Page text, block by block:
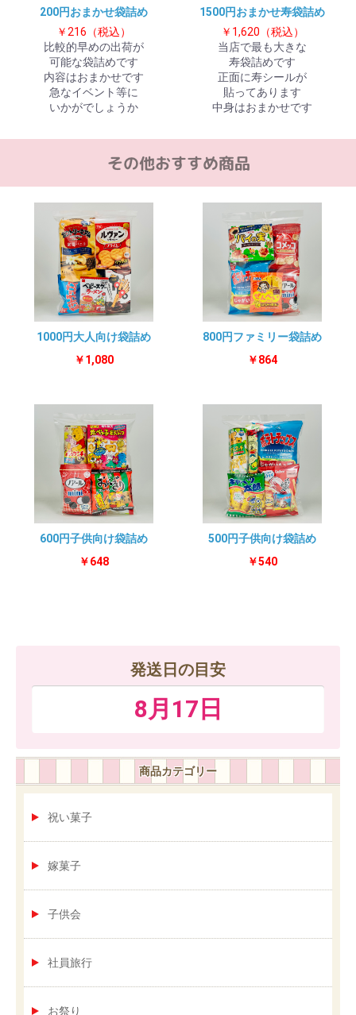
発送日の目安
8月17日
商品カテゴリー
祝い菓子
嫁菓子
子供会
社員旅行
お祭り
お買い物を続ける カートへ進む
200円おまかせ袋詰め
￥216（税込）
比較的早めの出荷が
可能な袋詰めです
内容はおまかせです
急なイベント等に
いかがでしょうか
1500円おまかせ寿袋詰め
￥1,620（税込）
当店で最も大きな
寿袋詰めです
正面に寿シールが
貼ってあります
中身はおまかせです
1000円大人向け袋詰め
￥1,080
800円ファミリー袋詰め
￥864
600円子供向け袋詰め
￥648
500円子供向け袋詰め
￥540